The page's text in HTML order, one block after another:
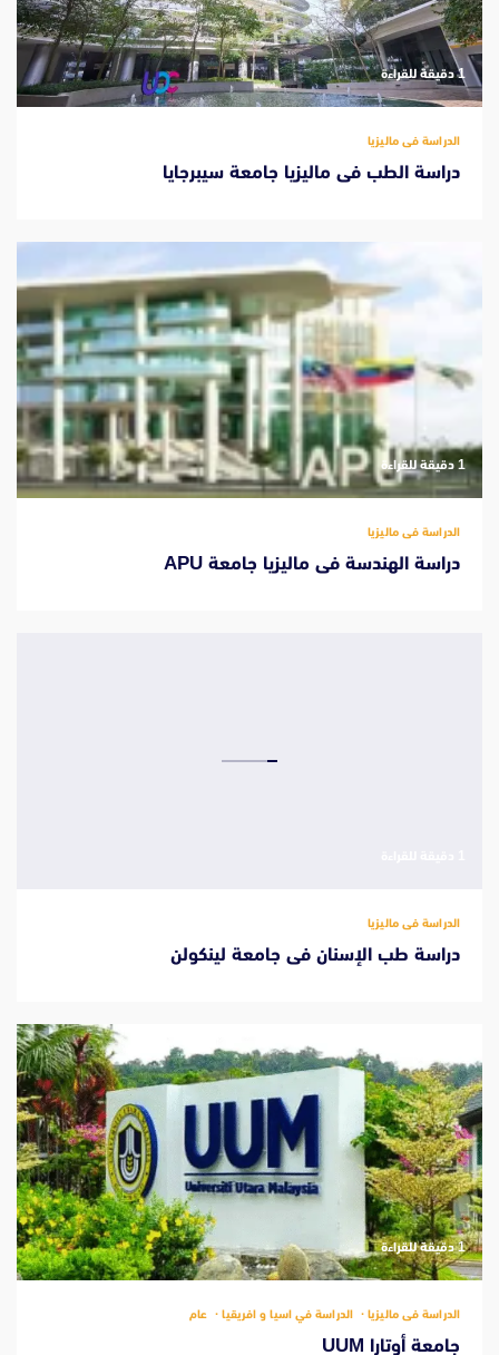
‫1 دقيقة للقراءة
الدراسة فى ماليزيا
دراسة الطب فى ماليزيا جامعة سيبرجايا
‫1 دقيقة للقراءة
الدراسة فى ماليزيا
دراسة الهندسة فى ماليزيا جامعة APU
الدراسة فى ماليزيا
دراسة طب الإسنان فى جامعة لينكولن
‫1 دقيقة للقراءة
الدراسة فى ماليزيا الدراسة في اسيا و افريقيا عام
جامعة أوتارا UUM